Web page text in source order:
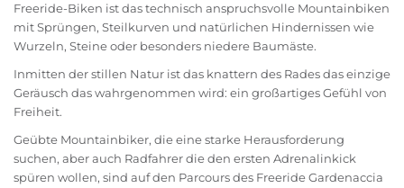
Freeride-Biken ist das technisch anspruchsvolle Mountainbiken
mit Sprüngen, Steilkurven und natürlichen Hindernissen wie
Wurzeln, Steine oder besonders niedere Baumäste.
Inmitten der stillen Natur ist das knattern des Rades das einzige
Geräusch das wahrgenommen wird: ein großartiges Gefühl von
Freiheit.
Geübte Mountainbiker, die eine starke Herausforderung
suchen, aber auch Radfahrer die den ersten Adrenalinkick
spüren wollen, sind auf den Parcours des Freeride Gardenaccia